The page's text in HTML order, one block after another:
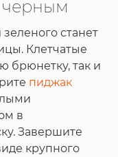
черным
станет
Клетчатые
брюнетку, так и
пиджак
в
Завершите
крупного